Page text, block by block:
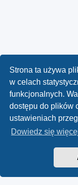
Strona ta używa
w celach
funkcjonalnych.
dostępu do plików
ustawieniach
Dowiedz się